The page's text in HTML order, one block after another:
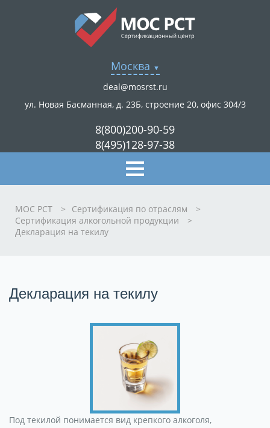
Москва
deal@mosrst.ru
ул. Новая Басманная, д. 23Б, строение 20, офис 304/3
8(800)200-90-59
8(495)128-97-38
МОС РСТ > Сертификация по отраслям
>
Сертификация алкогольной продукции
>
Декларация на текилу
Декларация на текилу
Под текилой понимается вид крепкого алкоголя,